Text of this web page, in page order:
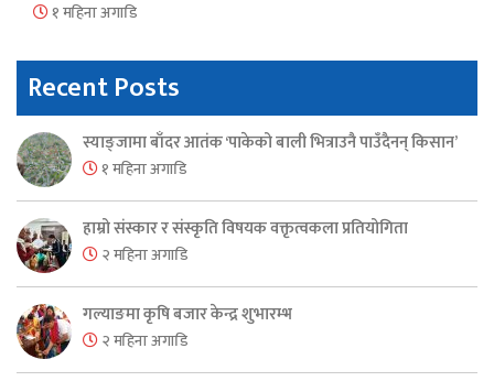
१ महिना अगाडि
Recent Posts
स्याङ्जामा बाँदर आतंक ‘पाकेको बाली भित्राउनै पाउँदैनन् किसान’
१ महिना अगाडि
हाम्रो संस्कार र संस्कृति विषयक वक्तृत्वकला प्रतियोगिता
२ महिना अगाडि
गल्याङमा कृषि बजार केन्द्र शुभारम्भ
२ महिना अगाडि